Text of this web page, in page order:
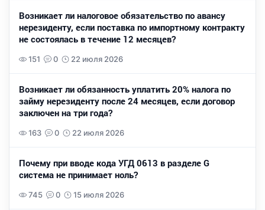
Возникает ли налоговое обязательство по авансу
нерезиденту, если поставка по импортному контракту
не состоялась в течение 12 месяцев?
151 0 22 июля 2026
Возникает ли обязанность уплатить 20% налога по
займу нерезиденту после 24 месяцев, если договор
заключен на три года?
163 0 22 июля 2026
Почему при вводе кода УГД 0613 в разделе G
система не принимает ноль?
745 0 15 июля 2026